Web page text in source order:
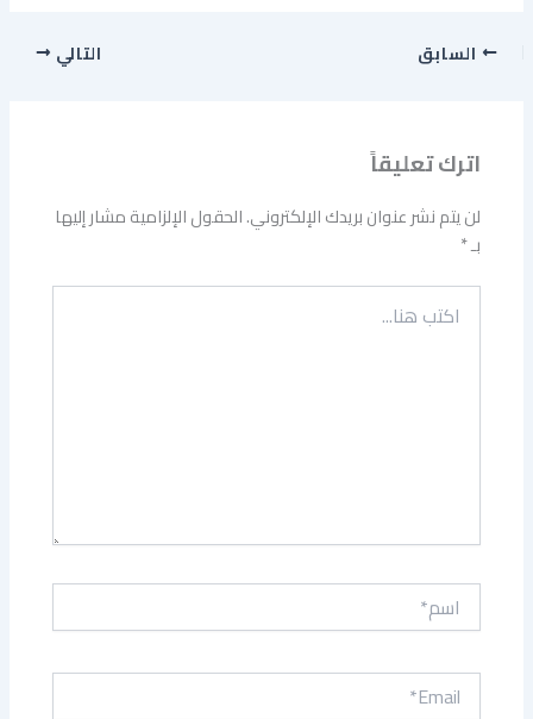
السابق التالي
اترك تعليقاً
لن يتم نشر عنوان بريدك الإلكتروني.الحقول الإلزامية مشار إليها
بـ*
اكتب
هنا...
اسم*
Email*